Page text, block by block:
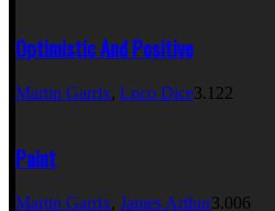
Optimistic And Positive
Martin Garrix, Loco Dice3.122
Paint
Martin Garrix, James Arthur3.006